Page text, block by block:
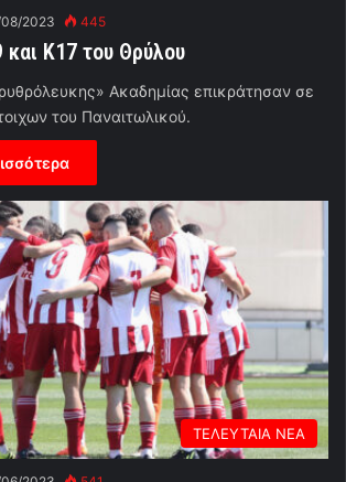
2023 445
Κ17 του Θρύλου
Ακαδημίας επικράτησαν σε
του Παναιτωλικού.
ΤΕΛΕΥΤΑΙΑ ΝΕΑ